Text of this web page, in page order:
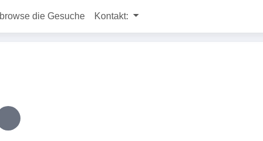
browse die Gesuche Kontakt: